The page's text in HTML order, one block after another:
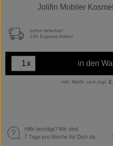
Jolifin Mobiler
sofort lieferbar!
24h Express Artikel
x in den
inkl. MwSt. und zzgl.
Hilfe benötigt? Wir sind
7 Tage pro Woche für Dich da.